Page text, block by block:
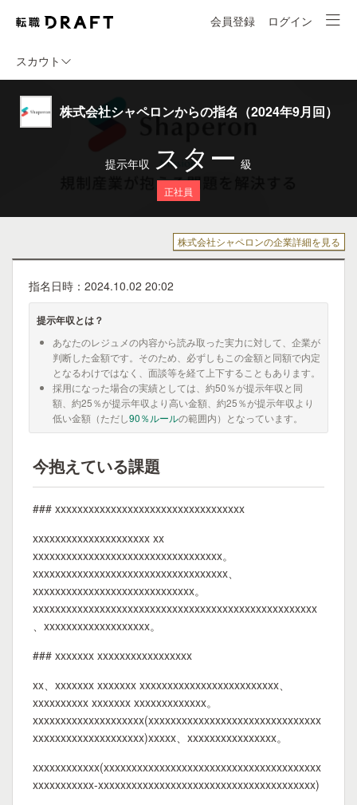
会員登録 ログイン
スカウト
株式会社シャペロンからの指名（2024年9月回）
提示年収 スター 級
正社員
株式会社シャペロンの企業詳細を見る
指名日時：2024.10.02 20:02
提示年収とは？
あなたのレジュメの内容から読み取った実力に対して、企業が
判断した金額です。そのため、必ずしもこの金額と同額で内定
となるわけではなく、面談等を経て上下することもあります。
採用になった場合の実績としては、約50％が提示年収と同
額、約25％が提示年収より高い金額、約25％が提示年収より
低い金額（ただし90％ルールの範囲内）となっています。
今抱えている課題
### xxxxxxxxxxxxxxxxxxxxxxxxxxxxxxxxxx
xxxxxxxxxxxxxxxxxxxxx xx
xxxxxxxxxxxxxxxxxxxxxxxxxxxxxxxxxx。
xxxxxxxxxxxxxxxxxxxxxxxxxxxxxxxxxxx、
xxxxxxxxxxxxxxxxxxxxxxxxxxxxx。
xxxxxxxxxxxxxxxxxxxxxxxxxxxxxxxxxxxxxxxxxxxxxxxxxxx
、xxxxxxxxxxxxxxxxxxx。
### xxxxxxx xxxxxxxxxxxxxxxxx
xx、xxxxxxx xxxxxxx xxxxxxxxxxxxxxxxxxxxxxxxx、
xxxxxxxxxx xxxxxxx xxxxxxxxxxxxx。
xxxxxxxxxxxxxxxxxxxx(xxxxxxxxxxxxxxxxxxxxxxxxxxxxxxx
xxxxxxxxxxxxxxxxxxxx)xxxxx、xxxxxxxxxxxxxxxx。
xxxxxxxxxxxx(xxxxxxxxxxxxxxxxxxxxxxxxxxxxxxxxxxxxxxx
xxxxxxxxxxx-xxxxxxxxxxxxxxxxxxxxxxxxxxxxxxxxxxxxxxx)